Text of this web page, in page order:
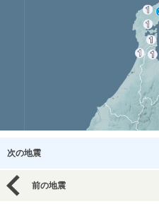
次の地震
前の地震